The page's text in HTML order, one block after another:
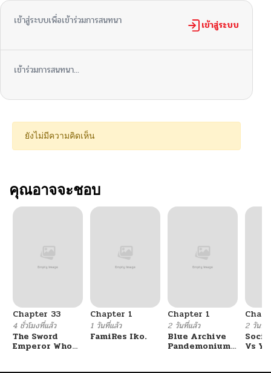
เข้าสู่ระบบเพื่อเข้าร่วมการสนทนา เข้าสู่ระบบ
เข้าร่วมการสนทนา...
ยังไม่มีความคิดเห็น
คุณอาจจะชอบ
Chapter 33
4 ชั่วโมงที่แล้ว
The Sword
Emperor Who
Chapter 1
1 วันที่แล้ว
FamiRes Iko.
Chapter 1
2 วันที่แล้ว
Blue Archive
Pandemonium
2 วันที่แ
Vs